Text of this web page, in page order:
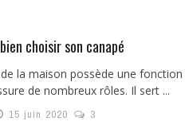
choisir son canapé
la maison possède une
de nombreux rôles. Il sert ...
15 juin 2020 3